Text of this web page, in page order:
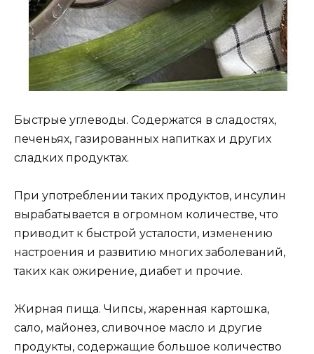
Быстрые углеводы. Содержатся в сладостях,
печеньях, газированных напитках и других
сладких продуктах.
При употреблении таких продуктов, инсулин
вырабатывается в огромном количестве, что
приводит к быстрой усталости, изменению
настроения и развитию многих заболеваний,
таких как ожирение, диабет и прочие.
Жирная пища. Чипсы, жаренная картошка,
сало, майонез, сливочное масло и другие
продукты, содержащие большое количество